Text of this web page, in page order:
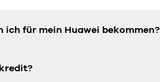
ich für mein Huawei bekommen?